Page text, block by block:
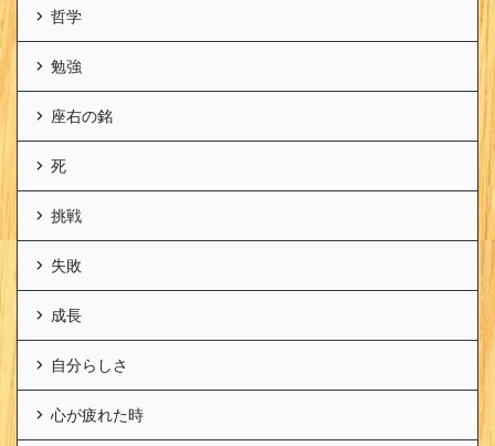
哲学
勉強
座右の銘
死
挑戦
失敗
成長
自分らしさ
心が疲れた時